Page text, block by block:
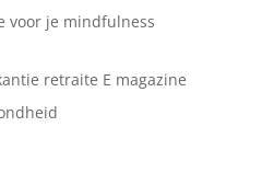
voor je mindfulness
retraite E magazine